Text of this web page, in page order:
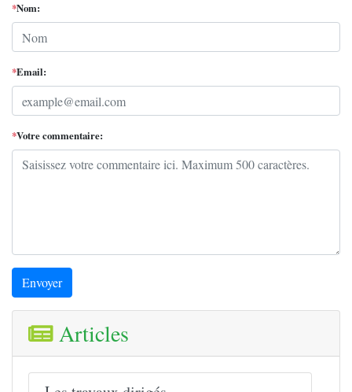
*Nom:
*Email:
*Votre commentaire:
Envoyer
Articles